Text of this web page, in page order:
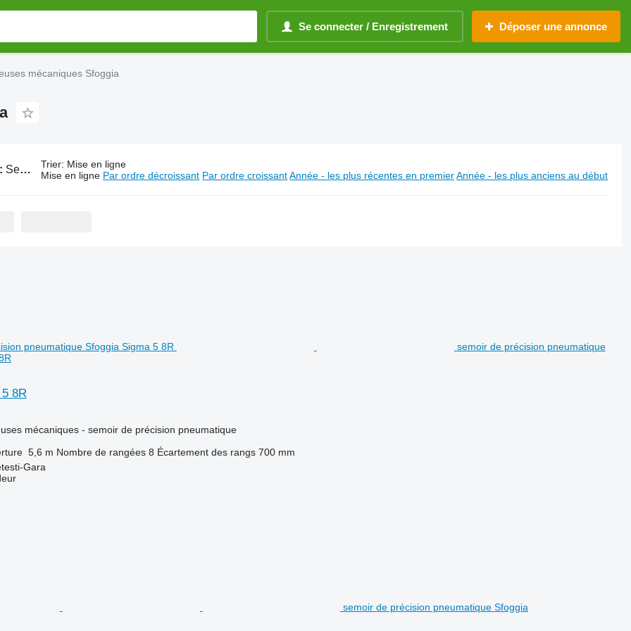
Se connecter / Enregistrement Déposer une annonce
mécaniques Sfoggia
Semoirs et planteuses mécaniques Sfoggia Trier: Mise en ligne
Mise en ligne Par ordre décroissant Par ordre croissant Année - les plus récentes en premier Année - les plus anciens au début
semoir de précision pneumatique
8R
mécaniques - semoir de précision pneumatique
5,6 m Nombre de rangées 8 Écartement des rangs 700 mm
Gara
semoir de précision pneumatique Sfoggia